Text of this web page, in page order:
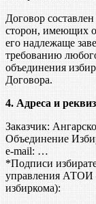
Договор
сторон, имеющих
его надлежаще
требованию
объединения
Договора.
4. Адреса и
Заказчик:
Объединение
e-mail: …
*Подписи
управления АТОИ
избиркома):